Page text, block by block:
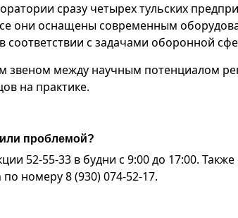
сразу четырех тульских
они оснащены современным
соответствии с задачами оборонной
звеном между научным потенциалом
на практике.
проблемой?
52-55-33 в будни с 9:00 до 17:00.
номеру 8 (930) 074-52-17.